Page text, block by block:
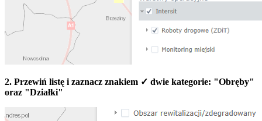
2. Przewiń listę i zaznacz znakiem ✓ dwie kategorie: "Obręby"
oraz "Działki"